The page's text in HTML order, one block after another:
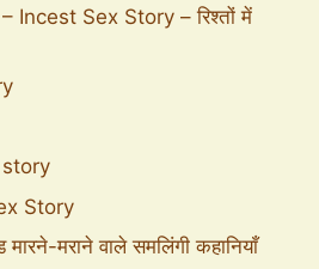
Incest Sex Story – रिश्तों में
Story
मराने वाले समलिंगी कहानियाँ